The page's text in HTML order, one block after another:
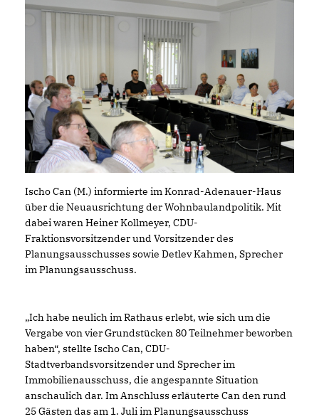
Ischo Can (M.) informierte im Konrad-Adenauer-Haus
über die Neuausrichtung der Wohnbaulandpolitik. Mit
dabei waren Heiner Kollmeyer, CDU-
Fraktionsvorsitzender und Vorsitzender des
Planungsausschusses sowie Detlev Kahmen, Sprecher
im Planungsausschuss.
Ich habe neulich im Rathaus erlebt, wie sich um die
Vergabe von vier Grundstücken 80 Teilnehmer beworben
haben“, stellte Ischo Can, CDU-
Stadtverbandsvorsitzender und Sprecher im
Immobilienausschuss, die angespannte Situation
anschaulich dar. Im Anschluss erläuterte Can den rund
25 Gästen das am 1. Juli im Planungsausschuss